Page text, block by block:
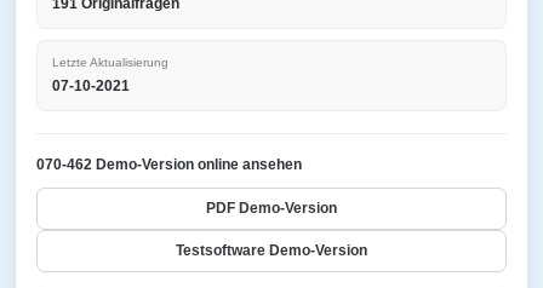
191 Originalfragen
Letzte Aktualisierung
07-10-2021
070-462 Demo-Version online ansehen
PDF Demo-Version
Testsoftware Demo-Version